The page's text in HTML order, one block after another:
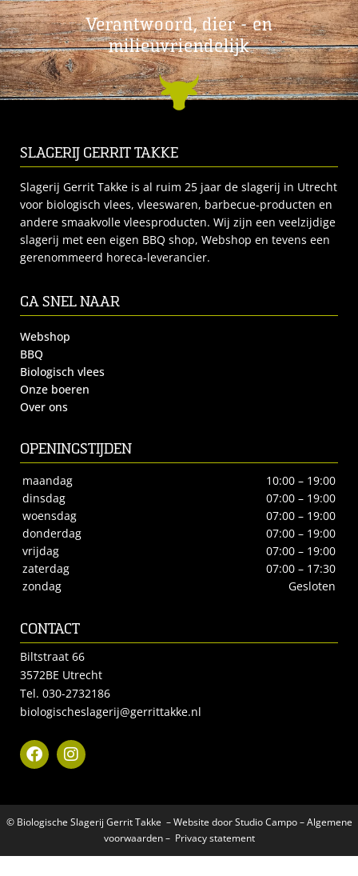
Verantwoord, dier - en
milieuvriendelijk
SLAGERIJ GERRIT TAKKE
Slagerij Gerrit Takke is al ruim 25 jaar de slagerij in Utrecht
voor biologisch vlees, vleeswaren, barbecue-producten en
andere smaakvolle vleesproducten. Wij zijn een veelzijdige
slagerij met een eigen BBQ shop, Webshop en tevens een
gerenommeerd horeca-leverancier.
GA SNEL NAAR
Webshop
BBQ
Biologisch vlees
Onze boeren
Over ons
OPENINGSTIJDEN
maandag
10:00 – 19:00
dinsdag
07:00 – 19:00
woensdag
07:00 – 19:00
donderdag
07:00 – 19:00
vrijdag
07:00 – 19:00
zaterdag
07:00 – 17:30
zondag
Gesloten
CONTACT
Biltstraat 66
3572BE Utrecht
Tel. 030-2732186
biologischeslagerij@gerrittakke.nl
© Biologische Slagerij Gerrit Takke – Website doorStudio Campo–Algemene
voorwaarden– Privacy statement